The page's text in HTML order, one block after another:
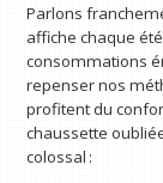
Parlons
affiche chaque
consommations
repenser nos
profitent du
chaussette
colossal :